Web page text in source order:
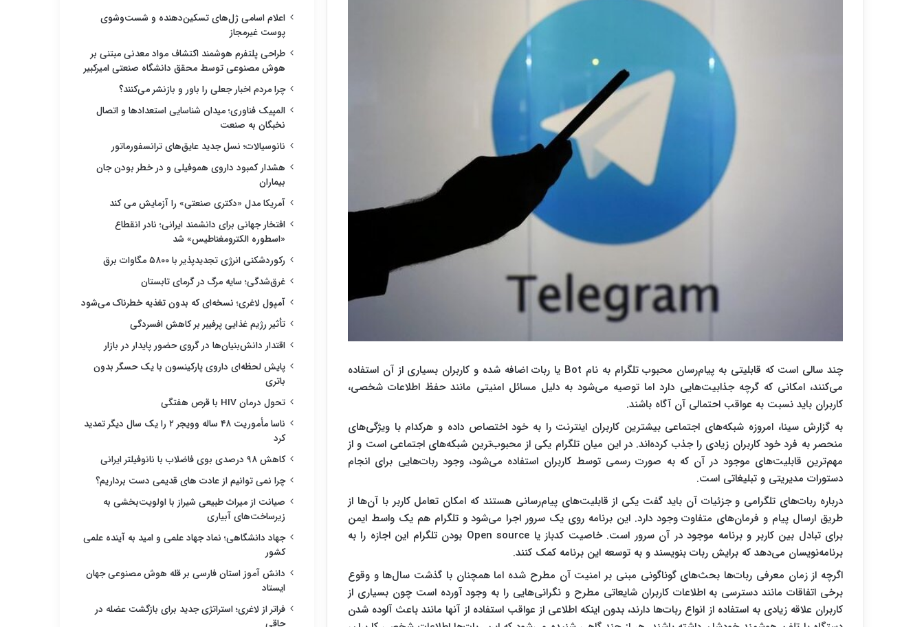
چند سالی است که قابلیتی به پیام‌رسان محبوب تلگرام به نام Bot یا ربات اضافه شده و کاربران بسیاری از آن استفاده
می‌کنند، امکانی که گرچه جذابیت‌هایی دارد اما توصیه می‌شود به دلیل مسائل امنیتی مانند حفظ اطلاعات شخصی،
کاربران باید نسبت به عواقب احتمالی آن آگاه باشند.
به گزارش سینا، امروزه شبکه‌های اجتماعی بیشترین کاربران اینترنت را به خود اختصاص داده و هرکدام با ویژگی‌های
منحصر به فرد خود کاربران زیادی را جذب کرده‌اند. در این میان تلگرام یکی از محبوب‌ترین شبکه‌های اجتماعی است و از
مهم‌ترین قابلیت‌های موجود در آن که به صورت رسمی توسط کاربران استفاده می‌شود، وجود ربات‌هایی برای انجام
دستورات مدیریتی و تبلیغاتی است.
درباره ربات‌های تلگرامی و جزئیات آن باید گفت یکی از قابلیت‌های پیام‌رسانی هستند که امکان تعامل کاربر با آن‌ها از
طریق ارسال پیام و فرمان‌های متفاوت وجود دارد. این برنامه روی یک سرور اجرا می‌شود و تلگرام هم یک واسط ایمن
برای تبادل بین کاربر و برنامه موجود در آن سرور است. خاصیت کدباز یا Open source بودن تلگرام این اجازه را به
برنامه‌نویسان می‌دهد که برایش ربات بنویسند و به توسعه این برنامه کمک کنند.
اگرچه از زمان معرفی ربات‌ها بحث‌های گوناگونی مبنی بر امنیت آن مطرح شده اما همچنان با گذشت سال‌ها و وقوع
برخی اتفاقات مانند دسترسی به اطلاعات کاربران شایعاتی مطرح و نگرانی‌هایی را به وجود آورده است چون بسیاری از
کاربران علاقه زیادی به استفاده از انواع ربات‌ها دارند، بدون اینکه اطلاعی از عواقب استفاده از آنها مانند باعث آلوده شدن
اعلام اسامی ژل‌های تسکین‌دهنده و شست‌وشوی
پوست غیرمجاز
طراحی پلتفرم هوشمند اکتشاف مواد معدنی مبتنی بر
هوش مصنوعی توسط محقق دانشگاه صنعتی امیرکبیر
چرا مردم اخبار جعلی را باور و بازنشر می‌کنند؟
المپیک فناوری؛ میدان شناسایی استعدادها و اتصال
نخبگان به صنعت
نانوسیالات؛ نسل جدید عایق‌های ترانسفورماتور
هشدار کمبود داروی هموفیلی و در خطر بودن جان
بیماران
آمریکا مدل «دکتری صنعتی» را آزمایش می کند
افتخار جهانی برای دانشمند ایرانی؛ نادر انقطاع
«اسطوره الکترومغناطیس» شد
رکوردشکنی انرژی تجدیدپذیر با ۵۸۰۰ مگاوات برق
غرق‌شدگی؛ سایه مرگ در گرمای تابستان
آمپول لاغری؛ نسخه‌ای که بدون تغذیه خطرناک می‌شود
تأثیر رژیم غذایی پرفیبر بر کاهش افسردگی
اقتدار دانش‌بنیان‌ها در گروی حضور پایدار در بازار
پایش لحظه‌ای داروی پارکینسون با یک حسگر بدون
باتری
تحول درمان HIV با قرص هفتگی
ناسا مأموریت ۴۸ ساله وویجر ۲ را یک سال دیگر تمدید
کرد
کاهش ۹۸ درصدی بوی فاضلاب با نانوفیلتر ایرانی
چرا نمی توانیم از عادت های قدیمی دست برداریم؟
صیانت از میراث طبیعی شیراز با اولویت‌بخشی به
زیرساخت‌های آبیاری
جهاد دانشگاهی؛ نماد جهاد علمی و امید به آینده علمی
کشور
دانش آموز استان فارسی بر قله هوش مصنوعی جهان
ایستاد
فراتر از لاغری؛ استراتژی جدید برای بازگشت عضله در
چاقی